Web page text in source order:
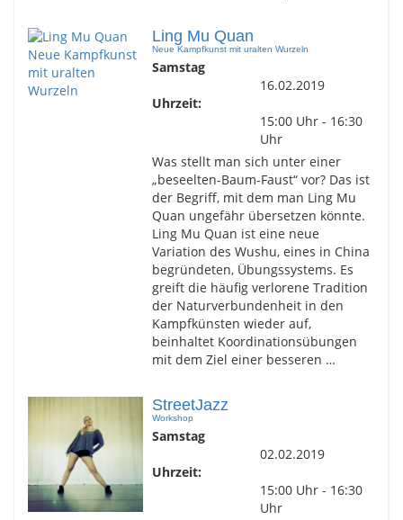
Ling Mu Quan
Neue Kampfkunst mit uralten Wurzeln
Samstag
16.02.2019
Uhrzeit:
15:00 Uhr - 16:30
Uhr
Was stellt man sich unter einer
„beseelten-Baum-Faust“ vor? Das ist
der Begriff, mit dem man Ling Mu
Quan ungefähr übersetzen könnte.
Ling Mu Quan ist eine neue
Variation des Wushu, eines in China
begründeten, Übungssystems. Es
greift die häufig verlorene Tradition
der Naturverbundenheit in den
Kampfkünsten wieder auf,
beinhaltet Koordinationsübungen
mit dem Ziel einer besseren …
StreetJazz
Workshop
Samstag
02.02.2019
Uhrzeit:
15:00 Uhr - 16:30
Uhr